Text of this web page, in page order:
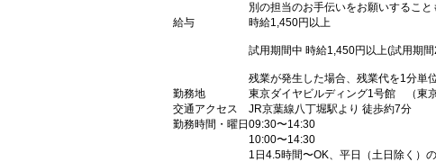
別の担当のお手伝いをお願いするこ
給与
時給1,450円以上
試用期間中 時給1,450円以上(試用期
残業が発生した場合、残業代を1分単
勤務地
東京ダイヤビルディング1号館 （東
交通アクセス
JR京葉線八丁堀駅より 徒歩約7分
勤務時間・曜日 09:30〜14:30
10:00〜14:30
1日4.5時間〜OK、平日（土日除く）